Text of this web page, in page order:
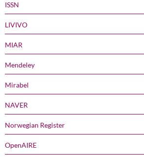
ISSN
LIVIVO
MIAR
Mendeley
Mirabel
NAVER
Norwegian Register
OpenAIRE